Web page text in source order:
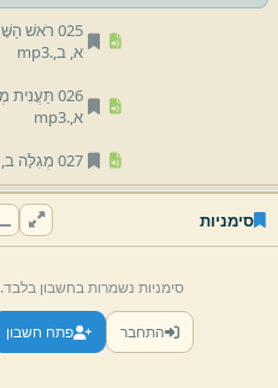
א, ב,.
mp3
026 תַּעֲנִית מְגִלָּה ג,
א,.
mp3
027 מְגִלָּה ב,
mp3
03 נשים
04 נזיקין
סימניות
סימניות נשמרות בחשבון בלבד.
התחבר פתח חשבון